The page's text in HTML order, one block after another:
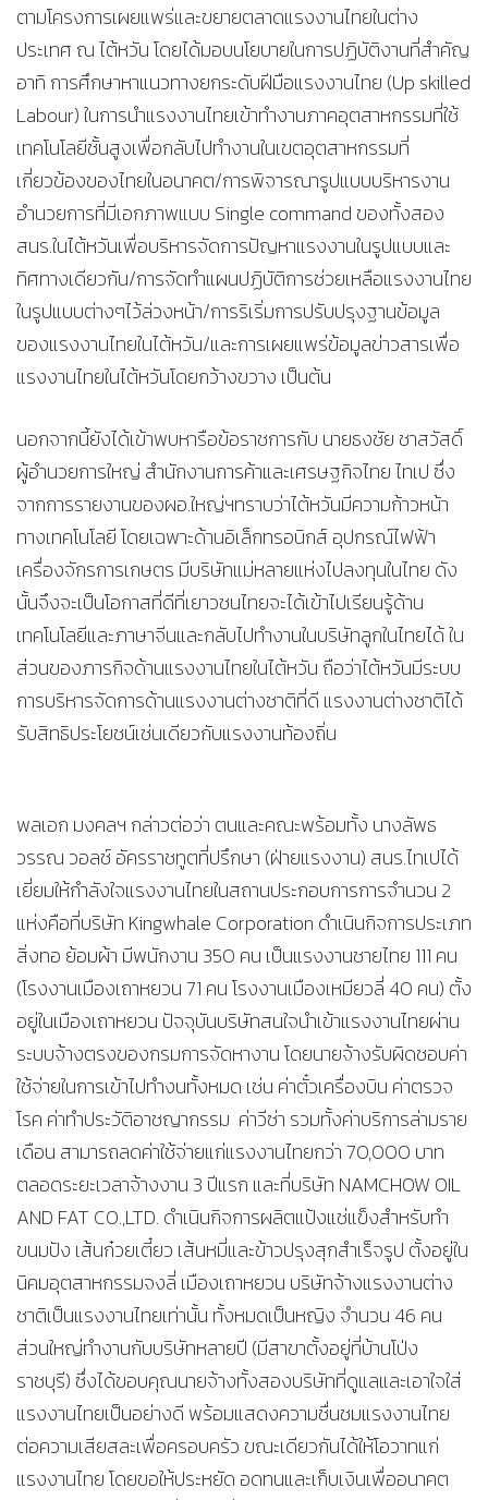
ตามโครงการเผยแพร่และขยายตลาดแรงงานไทยในต่าง
ประเทศ ณ ไต้หวัน โดยได้มอบนโยบายในการปฏิบัติงานที่สำคัญ
อาทิ การศึกษาหาแนวทางยกระดับฝีมือแรงงานไทย (Up skilled
Labour) ในการนำแรงงานไทยเข้าทำงานภาคอุตสาหกรรมที่ใช้
เทคโนโลยีชั้นสูงเพื่อกลับไปทำงานในเขตอุตสาหกรรมที่
เกี่ยวข้องของไทยในอนาคต/การพิจารณารูปแบบบริหารงาน
อำนวยการที่มีเอกภาพแบบ Single command ของทั้งสอง
สนร.ในไต้หวันเพื่อบริหารจัดการปัญหาแรงงานในรูปแบบและ
ทิศทางเดียวกัน/การจัดทำแผนปฏิบัติการช่วยเหลือแรงงานไทย
ในรูปแบบต่างๆไว้ล่วงหน้า/การริเริ่มการปรับปรุงฐานข้อมูล
ของแรงงานไทยในไต้หวัน/และการเผยแพร่ข้อมูลข่าวสารเพื่อ
แรงงานไทยในไต้หวันโดยกว้างขวาง เป็นต้น
นอกจากนี้ยังได้เข้าพบหารือข้อราชการกับ นายธงชัย ชาสวัสดิ์
ผู้อำนวยการใหญ่ สำนักงานการค้าและเศรษฐกิจไทย ไทเป ซึ่ง
จากการรายงานของผอ.ใหญ่ฯทราบว่าไต้หวันมีความก้าวหน้า
ทางเทคโนโลยี โดยเฉพาะด้านอิเล็กทรอนิกส์ อุปกรณ์ไฟฟ้า
เครื่องจักรการเกษตร มีบริษัทแม่หลายแห่งไปลงทุนในไทย ดัง
นั้นจึงจะเป็นโอกาสที่ดีที่เยาวชนไทยจะได้เข้าไปเรียนรู้ด้าน
เทคโนโลยีและภาษาจีนและกลับไปทำงานในบริษัทลูกในไทยได้ ใน
ส่วนของภารกิจด้านแรงงานไทยในไต้หวัน ถือว่าไต้หวันมีระบบ
การบริหารจัดการด้านแรงงานต่างชาติที่ดี แรงงานต่างชาติได้
รับสิทธิประโยชน์เช่นเดียวกับแรงงานท้องถิ่น
พลเอก มงคลฯ กล่าวต่อว่า ตนและคณะพร้อมทั้ง นางลัพธ
วรรณ วอลช์ อัครราชทูตที่ปรึกษา (ฝ่ายแรงงาน) สนร.ไทเปได้
เยี่ยมให้กำลังใจแรงงานไทยในสถานประกอบการการจำนวน 2
แห่งคือที่บริษัท Kingwhale Corporation ดำเนินกิจการประเภท
สิ่งทอ ย้อมผ้า มีพนักงาน 350 คน เป็นแรงงานชายไทย 111 คน
(โรงงานเมืองเถาหยวน 71 คน โรงงานเมืองเหมียวลี่ 40 คน) ตั้ง
อยู่ในเมืองเถาหยวน ปัจจุบันบริษัทสนใจนำเข้าแรงงานไทยผ่าน
ระบบจ้างตรงของกรมการจัดหางาน โดยนายจ้างรับผิดชอบค่า
ใช้จ่ายในการเข้าไปทำงนทั้งหมด เช่น ค่าตั๋วเครื่องบิน ค่าตรวจ
โรค ค่าทำประวัติอาชญากรรม ค่าวีซ่า รวมทั้งค่าบริการล่ามราย
เดือน สามารถลดค่าใช้จ่ายแก่แรงงานไทยกว่า 70,000 บาท
ตลอดระยะเวลาจ้างงาน 3 ปีแรก และที่บริษัท NAMCHOW OIL
AND FAT CO.,LTD. ดำเนินกิจการผลิตแป้งแช่แข็งสำหรับทำ
ขนมปัง เส้นก๋วยเตี๋ยว เส้นหมี่และข้าวปรุงสุกสำเร็จรูป ตั้งอยู่ใน
นิคมอุตสาหกรรมจงลี่ เมืองเถาหยวน บริษัทจ้างแรงงานต่าง
ชาติเป็นแรงงานไทยเท่านั้น ทั้งหมดเป็นหญิง จำนวน 46 คน
ส่วนใหญ่ทำงานกับบริษัทหลายปี (มีสาขาตั้งอยู่ที่บ้านโป่ง
ราชบุรี) ซึ่งได้ขอบคุณนายจ้างทั้งสองบริษัทที่ดูแลและเอาใจใส่
แรงงานไทยเป็นอย่างดี พร้อมแสดงความชื่นชมแรงงานไทย
ต่อความเสียสละเพื่อครอบครัว ขณะเดียวกันได้ให้โอวาทแก่
แรงงานไทย โดยขอให้ประหยัด อดทนและเก็บเงินเพื่ออนาคต